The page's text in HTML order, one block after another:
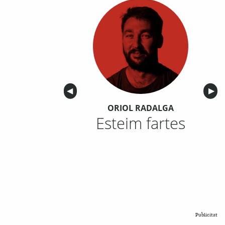
Anterior
◀︎ ▶︎
ORIOL RADALGA
Esteim fartes
Publicitat